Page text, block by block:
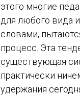
этого многие
для любого вида
словами,
процесс. Эта
существующая
практически
удержания